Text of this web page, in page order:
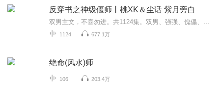
反穿书之神级偃师丨桃XK＆尘话 紫月旁白
1124 677.1万
绝命(风水)师
106 203.4万